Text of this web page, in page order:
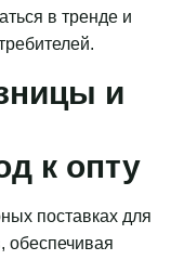
в тренде и
и
к опту
поставках для
обеспечивая